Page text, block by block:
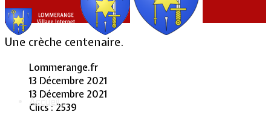
Accueil
Une crèche centenaire.
Lommerange.fr
13 Décembre 2021
13 Décembre 2021
Clics : 2539